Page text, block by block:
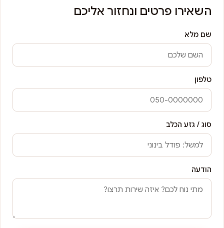
השאירו פרטים ונחזור אליכם
שם מלא
טלפון
סוג / גזע הכלב
הודעה